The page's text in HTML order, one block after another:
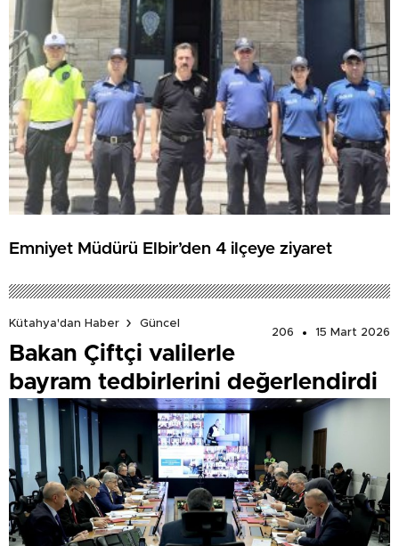
Emniyet Müdürü Elbir’den 4 ilçeye ziyaret
Kütahya'dan Haber
Güncel
206
15 Mart 2026
Bakan Çiftçi valilerle
bayram tedbirlerini değerlendirdi